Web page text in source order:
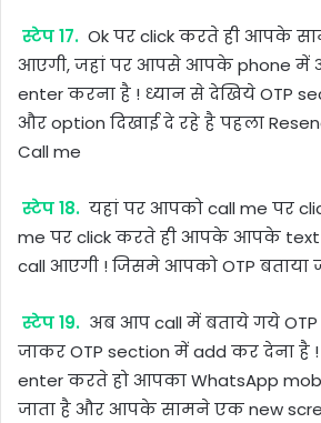
स्टेप 17. Ok पर click करते ही आपके
आएगी, जहां पर आपसे आपके phone में
enter करना है ! ध्यान से देखिये OTP
और option दिखाई दे रहे है पहला
Call me
स्टेप 18. यहां पर आपको call me पर
me पर click करते ही आपके आपके
call आएगी ! जिसमे आपको OTP बताया
स्टेप 19. अब आप call में बताये गये
जाकर OTP section में add कर देना है
enter करते हो आपका WhatsApp
जाता है और आपके सामने एक new